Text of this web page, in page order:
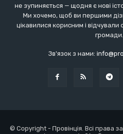
не зупиняється — щодня є нові
Ми хочемо, щоб ви першими
цікавилися корисним і відчували
громади.
Зв'язок з нами:
© Copyright - Провінція. Всі права